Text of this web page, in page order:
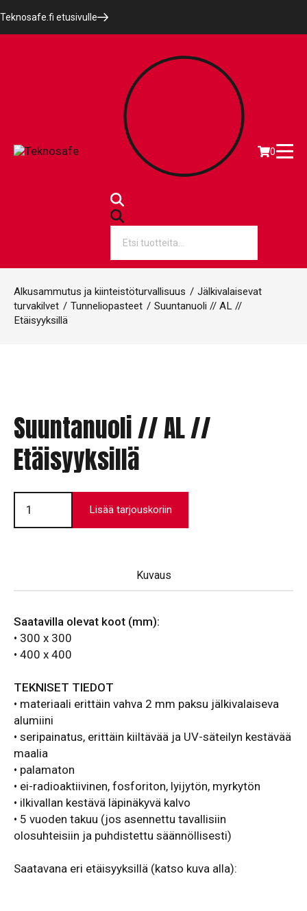
Teknosafe.fi etusivulle
search
0
Alkusammutus ja kiinteistöturvallisuus / Jälkivalaisevat
turvakilvet / Tunneliopasteet / Suuntanuoli // AL //
Etäisyyksillä
Suuntanuoli // AL //
Etäisyyksillä
Suuntanuoli
//
Lisää tarjouskoriin
Kuvaus
Saatavilla olevat koot (mm):
• 300 x 300
• 400 x 400
TEKNISET TIEDOT
• materiaali erittäin vahva 2 mm paksu jälkivalaiseva
alumiini
• seripainatus, erittäin kiiltävää ja UV-säteilyn kestävää
maalia
• palamaton
• ei-radioaktiivinen, fosforiton, lyijytön, myrkytön
• ilkivallan kestävä läpinäkyvä kalvo
• 5 vuoden takuu (jos asennettu tavallisiin
olosuhteisiin ja puhdistettu säännöllisesti)
Saatavana eri etäisyyksillä (katso kuva alla):